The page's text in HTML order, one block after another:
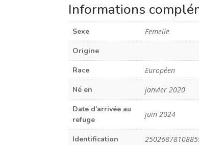
Informations
Sexe
Femelle
Origine
Race
Européen
Né en
janvier 2020
Date d'arrivée au
refuge
juin 2024
Identification